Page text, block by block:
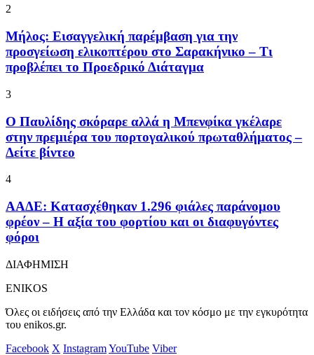
2
Μήλος: Εισαγγελική παρέμβαση για την
προσγείωση ελικοπτέρου στο Σαρακήνικο – Τι
προβλέπει το Προεδρικό Διάταγμα
3
Ο Παυλίδης σκόραρε αλλά η Μπενφίκα γκέλαρε
στην πρεμιέρα του πορτογαλικού πρωταθλήματος –
Δείτε βίντεο
4
ΑΑΔΕ: Κατασχέθηκαν 1.296 φιάλες παράνομου
φρέον – Η αξία του φορτίου και οι διαφυγόντες
φόροι
ΔΙΑΦΗΜΙΣΗ
ENIKOS
Όλες οι ειδήσεις από την Ελλάδα και τον κόσμο με την εγκυρότητα
του enikos.gr.
Facebook X InstagramYouTube Viber